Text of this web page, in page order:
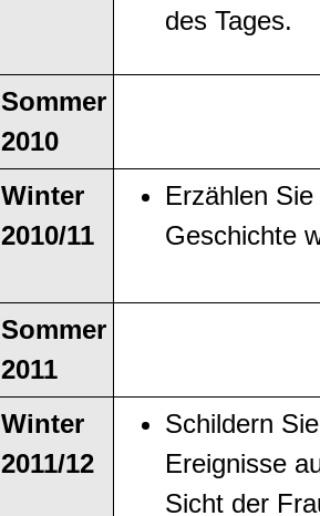
des Tages.
Sommer
2010
Winter
2010/11
Erzählen Sie
Geschichte
Sommer
2011
Winter
2011/12
Schildern
Ereignisse
Sicht der